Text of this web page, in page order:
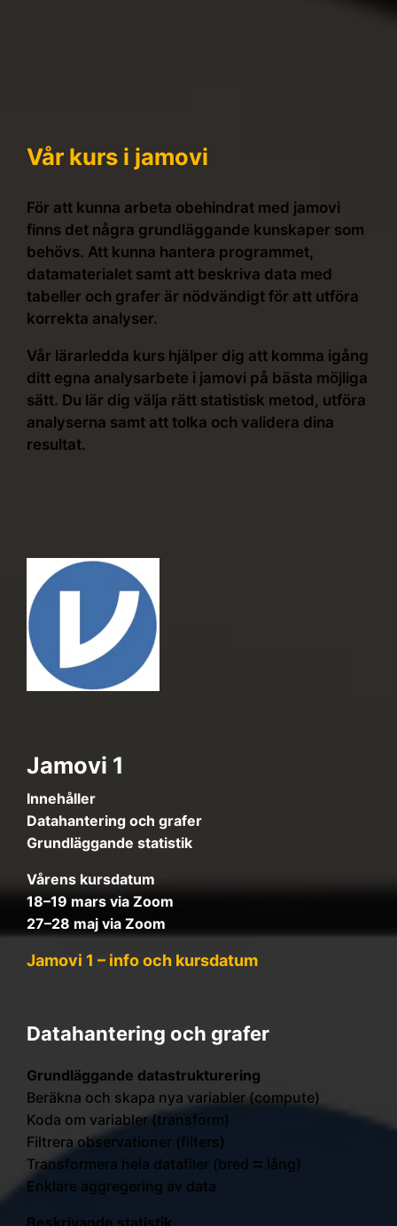
Vår kurs i jamovi
För att kunna arbeta obehindrat med jamovi
finns det några grundläggande kunskaper som
behövs. Att kunna hantera programmet,
datamaterialet samt att beskriva data med
tabeller och grafer är nödvändigt för att utföra
korrekta analyser.
Vår lärarledda kurs hjälper dig att komma igång
ditt egna analysarbete i jamovi på bästa möjliga
sätt. Du lär dig välja rätt statistisk metod, utföra
analyserna samt att tolka och validera dina
resultat.
Jamovi 1
Innehåller
Datahantering och grafer
Grundläggande statistik
Vårens kursdatum
18–19 mars via Zoom
27–28 maj via Zoom
Jamovi 1 – info och kursdatum
Datahantering och grafer
Grundläggande datastrukturering
Beräkna och skapa nya variabler (compute)
Koda om variabler (transform)
Filtrera observationer (filters)
Transformera hela datafiler (bred ⮀ lång)
Enklare aggregering av data
Beskrivande statistik